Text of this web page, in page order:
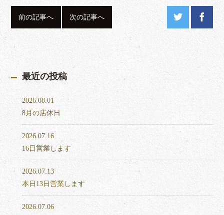
前の記事へ 次の記事へ
最近の投稿
2026.08.01
8月の店休日
2026.07.16
16日営業します
2026.07.13
本日13日営業します
2026.07.06